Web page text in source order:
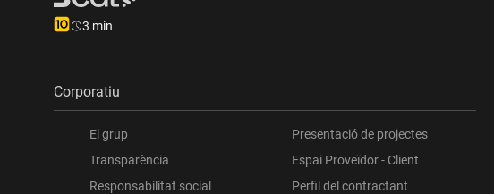
Durada:
3 min
Corporatiu
El grup
Transparència
Responsabilitat social
Presentació de projectes
Espai Proveïdor - Client
Perfil del contractant